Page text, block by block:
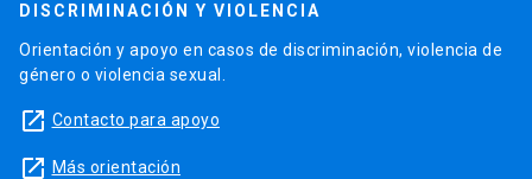
DISCRIMINACIÓN Y VIOLENCIA
Orientación y apoyo en casos de discriminación, violencia de
género o violencia sexual.
launch Contacto para apoyo
launch Más orientación